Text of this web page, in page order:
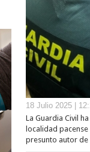
18 Julio 2025 |
La Guardia Civil
localidad
presunto autor